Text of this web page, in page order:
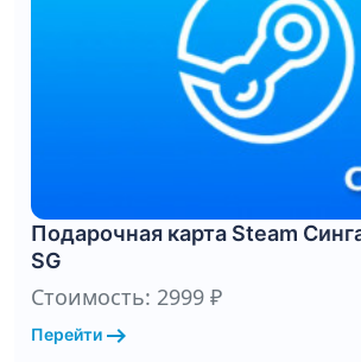
Подарочная карта Steam
SG
Стоимость: 2999 ₽
Перейти arrow_right_alt